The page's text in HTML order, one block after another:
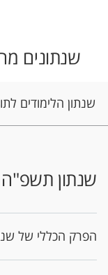
שנתונים
שנתון הלימודים
שנתון תשפ"ה 2024-2025
הפר​ק ה​כללי של